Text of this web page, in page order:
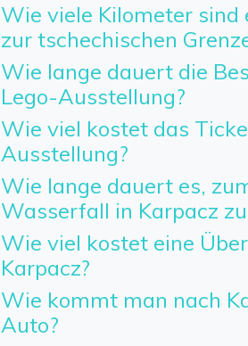
Wie viele Kilometer sind
zur tschechischen
Wie lange dauert die
Lego-Ausstellung?
Wie viel kostet das
Ausstellung?
Wie lange dauert es,
Wasserfall in Karpacz
Wie viel kostet eine
Karpacz?
Wie kommt man nach
Auto?